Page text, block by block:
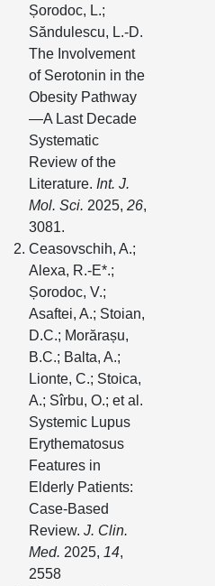
Șorodoc, L.;
Săndulescu, L.-D.
The Involvement
of Serotonin in the
Obesity Pathway
—A Last Decade
Systematic
Review of the
Literature. Int. J.
Mol. Sci. 2025, 26,
3081.
Ceasovschih, A.;
Alexa, R.-E*.;
Șorodoc, V.;
Asaftei, A.; Stoian,
D.C.; Morărașu,
B.C.; Balta, A.;
Lionte, C.; Stoica,
A.; Sîrbu, O.; et al.
Systemic Lupus
Erythematosus
Features in
Elderly Patients:
Case-Based
Review. J. Clin.
Med. 2025, 14,
2558